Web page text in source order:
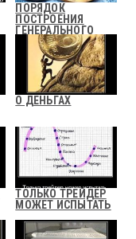
ПОРЯДОК
ПОСТРОЕНИЯ
ГЕНЕРАЛЬНОГО
БЮДЖЕТА
О ДЕНЬГАХ
ТОЛЬКО ТРЕЙДЕР
МОЖЕТ ИСПЫТАТЬ